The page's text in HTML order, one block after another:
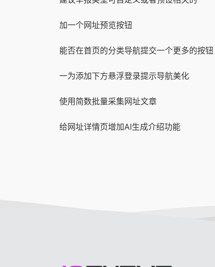
加一个网址预览按钮
能否在首页的分类导航提交一个更多的按钮
一为添加下方悬浮登录提示导航美化
使用简数批量采集网址文章
给网址详情页增加AI生成介绍功能